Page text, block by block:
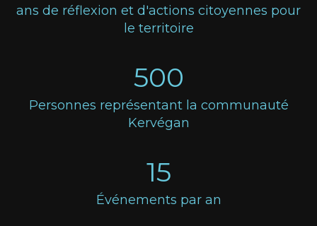
ans de réflexion et d'actions citoyennes pour
le territoire
500
Personnes représentant la communauté
Kervégan
15
Événements par an